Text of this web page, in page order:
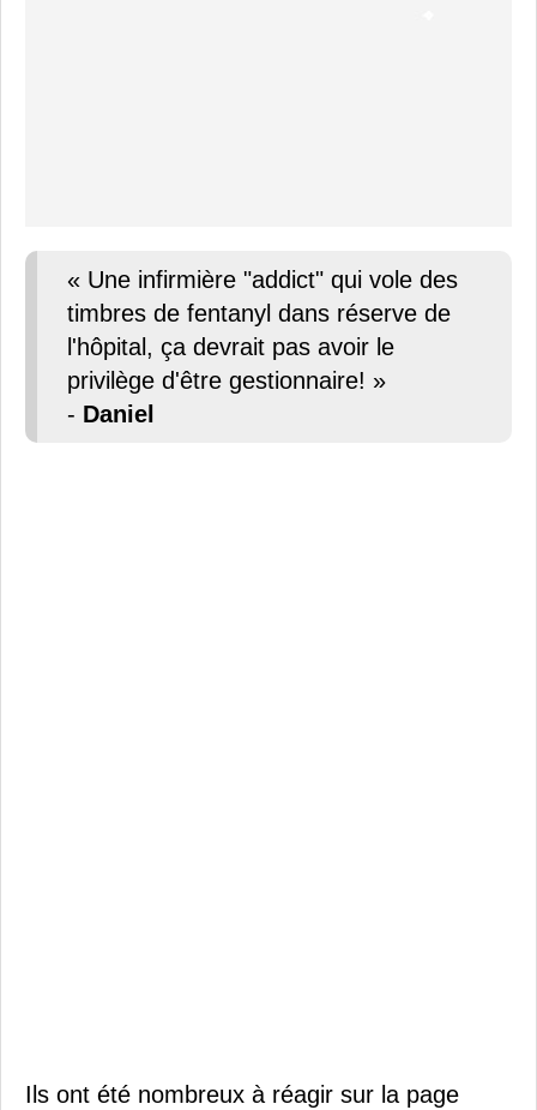
« Une infirmière "addict" qui vole des
timbres de fentanyl dans réserve de
l'hôpital, ça devrait pas avoir le
privilège d'être gestionnaire! »
- Daniel
Ils ont été nombreux à réagir sur la page